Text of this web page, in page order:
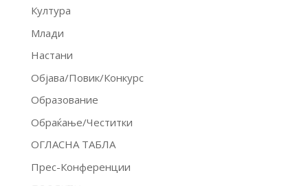
Култура
Млади
Настани
Објава/Повик/Конкурс
Образование
Обраќање/Честитки
ОГЛАСНА ТАБЛА
Прес-Конференции